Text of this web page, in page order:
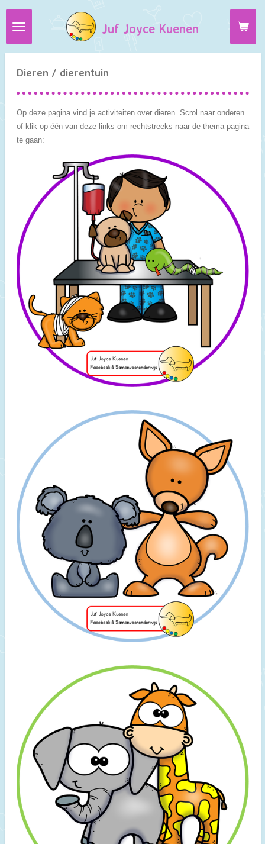
Ga
direct
de
Juf Joyce Kuenen
Dieren / dierentuin
Op deze pagina vind je activiteiten over dieren. Scrol naar onderen
of klik op één van deze links om rechtstreeks naar de thema pagina
te gaan: